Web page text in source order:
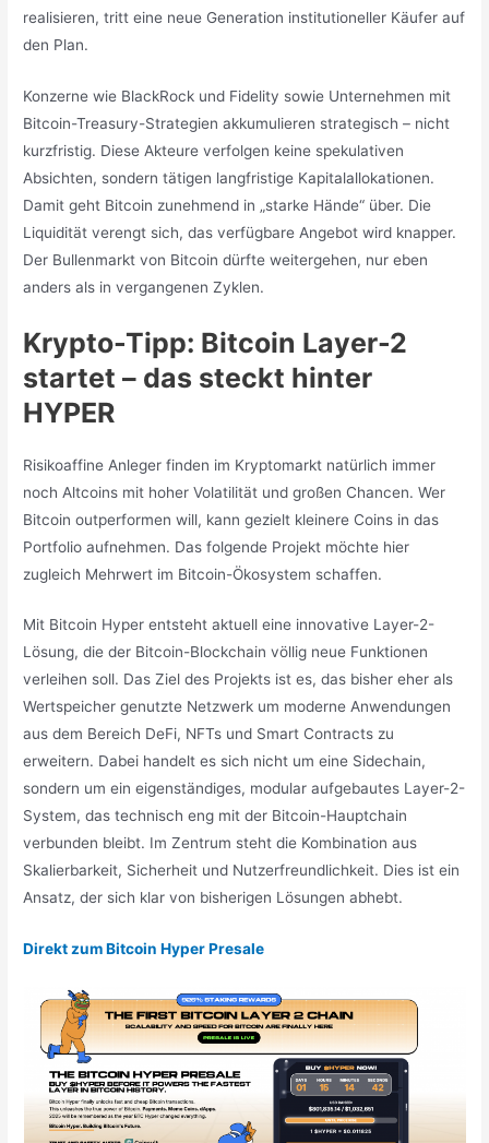
realisieren, tritt eine neue Generation institutioneller Käufer auf
den Plan.
Konzerne wie BlackRock und Fidelity sowie Unternehmen mit
Bitcoin-Treasury-Strategien akkumulieren strategisch – nicht
kurzfristig. Diese Akteure verfolgen keine spekulativen
Absichten, sondern tätigen langfristige Kapitalallokationen.
Damit geht Bitcoin zunehmend in „starke Hände“ über. Die
Liquidität verengt sich, das verfügbare Angebot wird knapper.
Der Bullenmarkt von Bitcoin dürfte weitergehen, nur eben
anders als in vergangenen Zyklen.
Krypto-Tipp: Bitcoin Layer-2
startet – das steckt hinter
HYPER
Risikoaffine Anleger finden im Kryptomarkt natürlich immer
noch Altcoins mit hoher Volatilität und großen Chancen. Wer
Bitcoin outperformen will, kann gezielt kleinere Coins in das
Portfolio aufnehmen. Das folgende Projekt möchte hier
zugleich Mehrwert im Bitcoin-Ökosystem schaffen.
Mit Bitcoin Hyper entsteht aktuell eine innovative Layer-2-
Lösung, die der Bitcoin-Blockchain völlig neue Funktionen
verleihen soll. Das Ziel des Projekts ist es, das bisher eher als
Wertspeicher genutzte Netzwerk um moderne Anwendungen
aus dem Bereich DeFi, NFTs und Smart Contracts zu
erweitern. Dabei handelt es sich nicht um eine Sidechain,
sondern um ein eigenständiges, modular aufgebautes Layer-2-
System, das technisch eng mit der Bitcoin-Hauptchain
verbunden bleibt. Im Zentrum steht die Kombination aus
Skalierbarkeit, Sicherheit und Nutzerfreundlichkeit. Dies ist ein
Ansatz, der sich klar von bisherigen Lösungen abhebt.
Direkt zum Bitcoin Hyper Presale